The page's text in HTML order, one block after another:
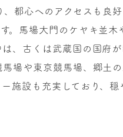
、都心へのアクセスも良
。馬場大門のケヤキ並木
、古くは武蔵国の国府
場や東京競馬場、郷土
施設も充実しており、穏